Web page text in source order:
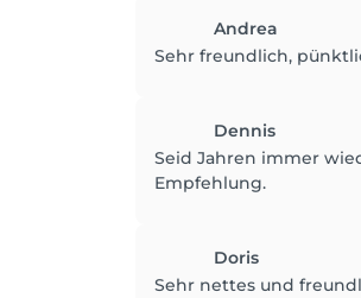
Andrea
Sehr freundlich,
Dennis
Seid Jahren immer
Empfehlung.
Doris
Sehr nettes und